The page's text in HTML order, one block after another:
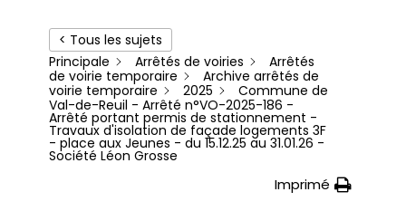
< Tous les sujets
Principale
Arrêtés de voiries
Arrêtés
de voirie temporaire
Archive arrêtés de
voirie temporaire
2025
Commune de
Val-de-Reuil - Arrêté n°VO-2025-186 -
Arrêté portant permis de stationnement -
Travaux d'isolation de façade logements 3F
- place aux Jeunes - du 15.12.25 au 31.01.26 -
Société Léon Grosse
Imprimé